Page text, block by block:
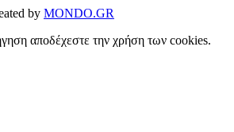
by MONDO.GR
αποδέχεστε την χρήση των cookies.